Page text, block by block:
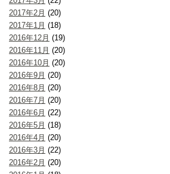
2017年2月 (20)
2017年1月 (18)
2016年12月 (19)
2016年11月 (20)
2016年10月 (20)
2016年9月 (20)
2016年8月 (20)
2016年7月 (20)
2016年6月 (22)
2016年5月 (18)
2016年4月 (20)
2016年3月 (22)
2016年2月 (20)